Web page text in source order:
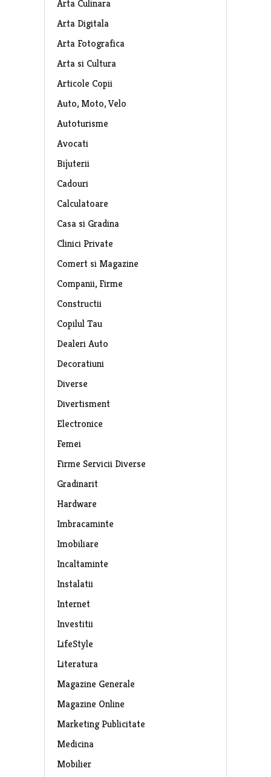
Arta Culinara
Arta Digitala
Arta Fotografica
Arta si Cultura
Articole Copii
Auto, Moto, Velo
Autoturisme
Avocati
Bijuterii
Cadouri
Calculatoare
Casa si Gradina
Clinici Private
Comert si Magazine
Companii, Firme
Constructii
Copilul Tau
Dealeri Auto
Decoratiuni
Diverse
Divertisment
Electronice
Femei
Firme Servicii Diverse
Gradinarit
Hardware
Imbracaminte
Imobiliare
Incaltaminte
Instalatii
Internet
Investitii
LifeStyle
Literatura
Magazine Generale
Magazine Online
Marketing Publicitate
Medicina
Mobilier